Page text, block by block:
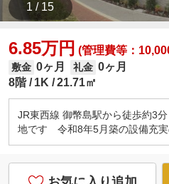
1 / 15
6.85万円 (管理費等：
敷金 0ヶ月 礼金 0ヶ月
8階
1K 21.71㎡
JR東西線 御幣島駅から徒歩約3
地です 令和8年5月築の設備充実